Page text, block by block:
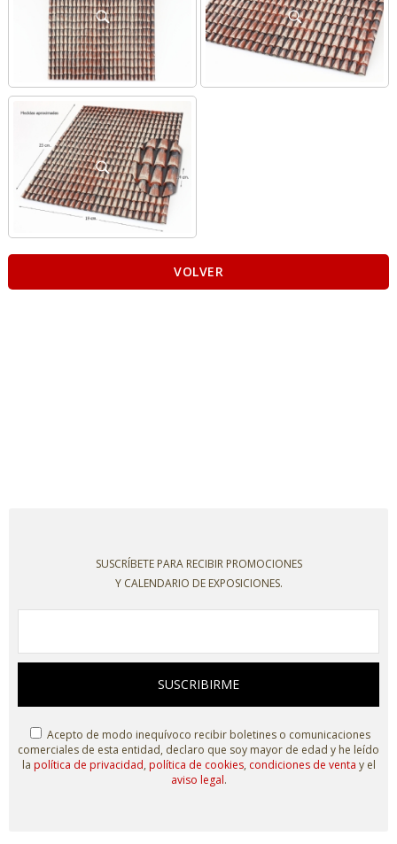
VOLVER
SUSCRÍBETE PARA RECIBIR PROMOCIONES
Y CALENDARIO DE EXPOSICIONES.
SUSCRIBIRME
Acepto de modo inequívoco recibir boletines o comunicaciones
comerciales de esta entidad, declaro que soy mayor de edad y he leído
la política de privacidad, política de cookies, condiciones de venta y el
aviso legal.